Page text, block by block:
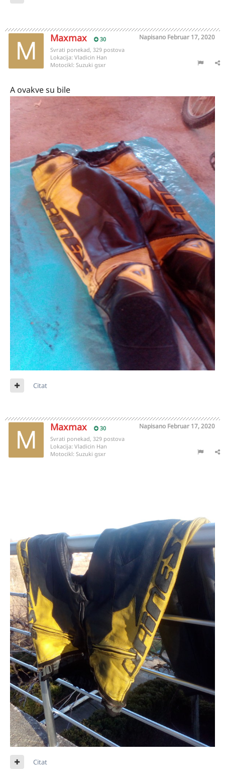
Maxmax 30 Napisano Februar 17, 2020
Svrati ponekad, 329 postova
Lokacija: Vladicin Han
Motocikl: Suzuki gsxr
A ovakve su bile
Citat
Maxmax 30 Napisano Februar 17, 2020
Svrati ponekad, 329 postova
Lokacija: Vladicin Han
Motocikl: Suzuki gsxr
Citat